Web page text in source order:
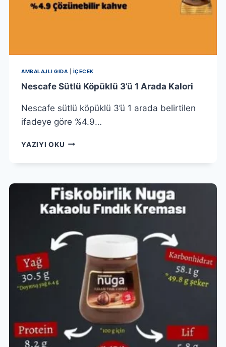
AMBALAJLI GIDA İÇECEK
Nescafe Sütlü Köpüklü 3’ü 1 Arada Kalori
Nescafe sütlü köpüklü 3’ü 1 arada belirtilen
ifadeye göre %4.9…
YAZIYI OKU NESCAFE
KÖPÜKLÜ
1
ARADA
KALORI